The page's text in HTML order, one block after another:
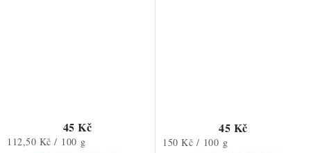
45 Kč
Měrná
112,50 Kč / 100 g
45 Kč
Měrná
150 Kč / 100 g